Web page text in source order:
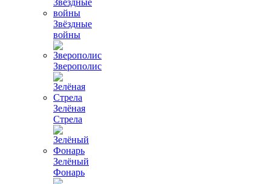
Звёздные
войны
Зверополис
Зелёная
Стрела
Зелёный
Фонарь